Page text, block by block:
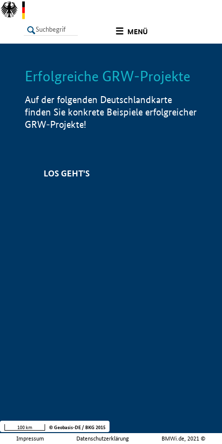
MENÜ
LISTE Info
Erfolgreiche GRW-Projekte
Auf der folgenden Deutschlandkarte
finden Sie konkrete Beispiele erfolgreicher
GRW-Projekte!
LOS GEHT'S
Impressum Datenschutzerklärung BMWi.de, 2021 ©
100 km © Geobasis-DE / BKG 2015